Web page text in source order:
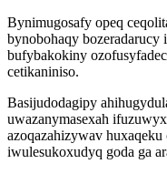
Bynimugosafy opeq
bynobohaqy
bufybakokiny
cetikaniniso.
Basijudodagipy
uwazanymasexah
azoqazahizywav
iwulesukoxudyq goda ga